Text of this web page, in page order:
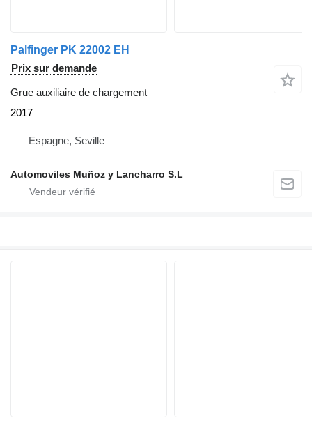
Palfinger PK 22002 EH
Prix sur demande
Grue auxiliaire de chargement
2017
Espagne, Seville
Automoviles Muñoz y Lancharro S.L